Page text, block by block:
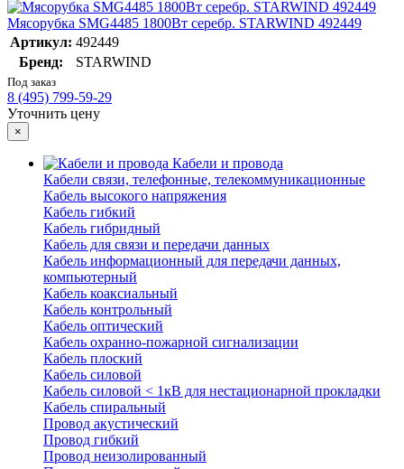
Мясорубка SMG4485 1800Вт серебр. STARWIND 492449
Артикул: 492449
Бренд:
STARWIND
Под заказ
8 (495) 799-59-29
Уточнить цену
×
Кабели и провода
Кабели связи, телефонные, телекоммуникационные
Кабель высокого напряжения
Кабель гибкий
Кабель гибридный
Кабель для связи и передачи данных
Кабель информационный для передачи данных,
компьютерный
Кабель коаксиальный
Кабель контрольный
Кабель оптический
Кабель охранно-пожарной сигнализации
Кабель плоский
Кабель силовой
Кабель силовой < 1кВ для нестационарной прокладки
Кабель спиральный
Провод акустический
Провод гибкий
Провод неизолированный